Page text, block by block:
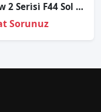
Bmw 2 Seri̇si̇ F44 Sol Far Cami
Sorunuz